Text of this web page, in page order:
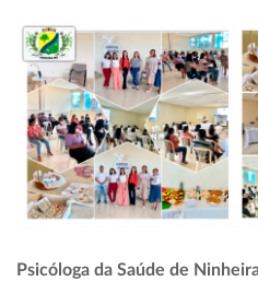
Psicóloga da Saúde de